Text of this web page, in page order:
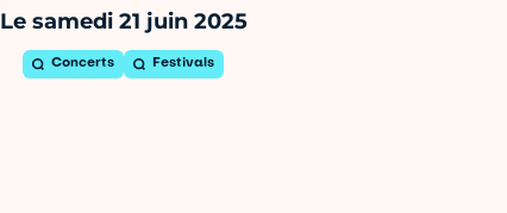
Le samedi 21 juin 2025
Concerts Festivals